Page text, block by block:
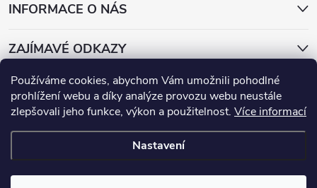
Používáme cookies, abychom Vám umožnili pohodlné
prohlížení webu a díky analýze provozu webu neustále
zlepšovali jeho funkce, výkon a použitelnost. Více informací
Nastavení
INFORMACE O NÁS
ZAJÍMAVÉ ODKAZY
Přijímáme online platby
Copyright 2026E-lenovo. Všechna práva vyhrazena.